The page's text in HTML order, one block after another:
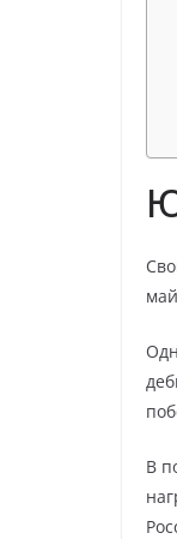
В